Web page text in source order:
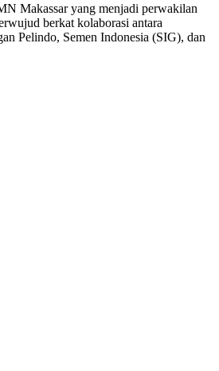
Makassar yang menjadi perwakilan
berkat kolaborasi antara
Pelindo, Semen Indonesia (SIG), dan